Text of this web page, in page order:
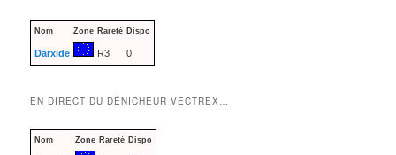
Nom Zone Rareté Dispo
Darxide R3 0
EN DIRECT DU DÉNICHEUR VECTREX…
Nom Zone Rareté Dispo